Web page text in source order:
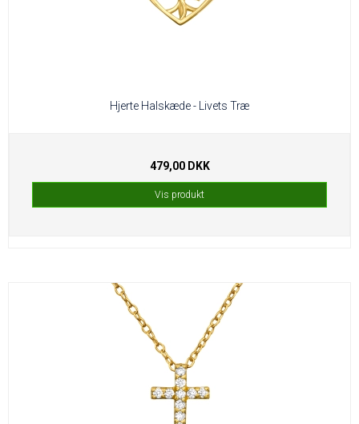
Hjerte Halskæde - Livets Træ
479,00 DKK
Vis produkt